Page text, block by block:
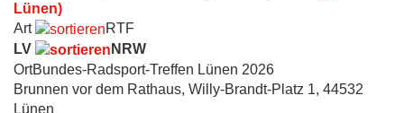
Lünen)
Art
RTF
LV
NRW
OrtBundes-Radsport-Treffen Lünen 2026
Brunnen vor dem Rathaus, Willy-Brandt-Platz 1, 44532
Lünen